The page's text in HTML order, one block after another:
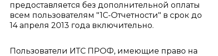
предоставляется без дополнительной оплаты
всем пользователям "1С-Отчетности" в срок до
14 апреля 2013 года включительно.
Пользователи ИТС ПРОФ, имеющие право на